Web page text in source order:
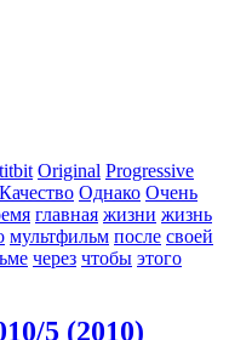
Original Progressive
Качество Однако Очень
главная жизни жизнь
мультфильм после своей
через чтобы этого
5 (2010)